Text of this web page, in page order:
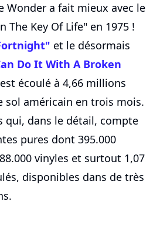
Wonder a fait mieux avec le
The Key Of Life" en 1975 !
et le désormais
Do It With A Broken
écoulé à 4,66 millions
sol américain en trois mois.
qui, dans le détail, compte
pures dont 395.000
vinyles et surtout 1,07
disponibles dans de très